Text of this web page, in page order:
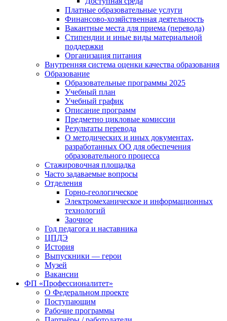
Платные образовательные услуги
Финансово-хозяйственная деятельность
Вакантные места для приема (перевода)
Стипендии и иные виды материальной
поддержки
Организация питания
Внутренняя система оценки качества образования
Образование
Образовательные программы 2025
Учебный план
Учебный график
Описание программ
Предметно цикловые комиссии
Результаты перевода
О методических и иных документах,
разработанных ОО для обеспечения
образовательного процесса
Стажировочная площадка
Часто задаваемые вопросы
Отделения
Горно-геологическое
Электромеханическое и информационных
технологий
Заочное
Год педагога и наставника
ЦПДЭ
История
Выпускники — герои
Музей
Вакансии
ФП «Профессионалитет»
О Федеральном проекте
Поступающим
Рабочие программы